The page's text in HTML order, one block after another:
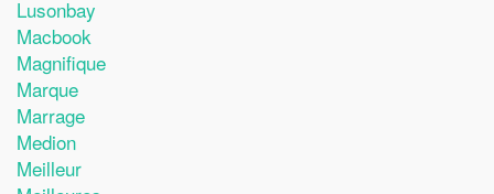
Lusonbay
Macbook
Magnifique
Marque
Marrage
Medion
Meilleur